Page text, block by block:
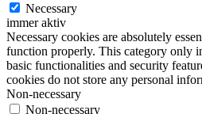
Necessary
immer aktiv
Necessary cookies are absolutely
function properly. This category only
basic functionalities and security
cookies do not store any personal
Non-necessary
Non-necessary